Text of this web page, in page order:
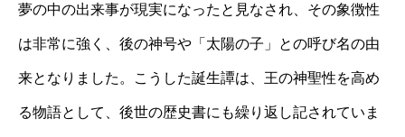
夢の中の出来事が現実になったと見なされ、その象徴性
は非常に強く、後の神号や「太陽の子」との呼び名の由
来となりました。こうした誕生譚は、王の神聖性を高め
る物語として、後世の歴史書にも繰り返し記されていま